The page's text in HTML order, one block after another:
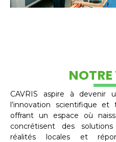
CAVRIS aspire à devenir
l’innovation scientifique
offrant un espace où
concrétisent des
réalités locales et